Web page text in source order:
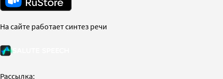
На сайте работает синтез речи
Рассылка: